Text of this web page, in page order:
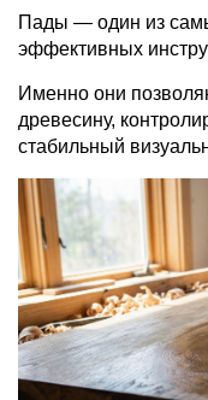
Пады — один из
эффективных
Именно они
древесину,
стабильный